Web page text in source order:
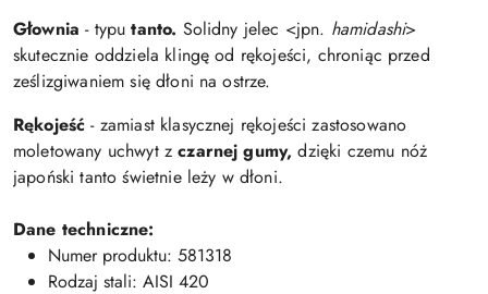
Głownia - typutanto. Solidny jelec <jpn. hamidashi>
skutecznie oddziela klingę od rękojeści, chroniąc przed
ześlizgiwaniem się dłoni na ostrze.
Rękojeść - zamiast klasycznej rękojeści zastosowano
moletowany uchwyt zczarnej gumy, dzięki czemu nóż
japoński tanto świetnie leży w dłoni.
Dane techniczne:
Numer produktu: 581318
Rodzaj stali: AISI 420